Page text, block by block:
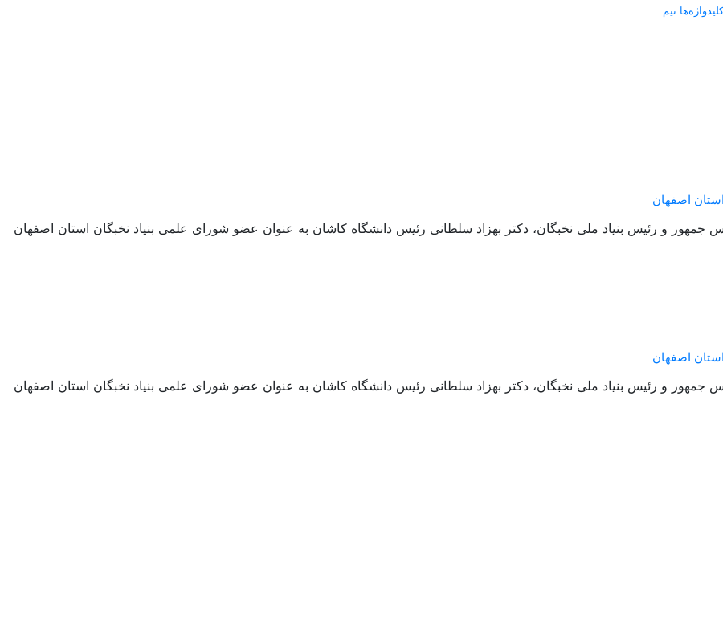
کلیدواژه‌ها تیم
اصفهان
و رئیس بنیاد ملی نخبگان، دکتر بهزاد سلطانی رئیس دانشگاه کاشان به عنوان عضو شورای علمی بنیاد نخبگان استان اصفهان
اصفهان
و رئیس بنیاد ملی نخبگان، دکتر بهزاد سلطانی رئیس دانشگاه کاشان به عنوان عضو شورای علمی بنیاد نخبگان استان اصفهان